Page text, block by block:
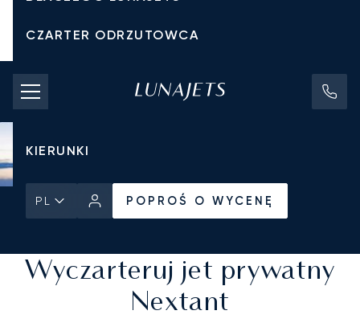
CZARTER ODRZUTOWCA
KOSZTY CZARTERU
PRYWATNE ODRZUTOWCE
KIERUNKI
PL
POPROŚ O WYCENĘ
POPROŚ O WYCENĘ
Wyczarteruj jet prywatny
Nextant